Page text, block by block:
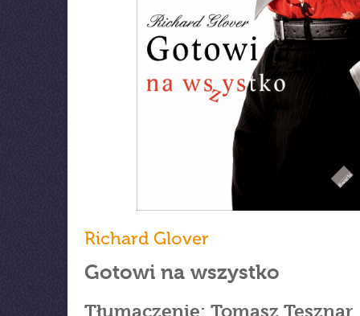
Richard Glover
Gotowi na wszystko
Tłumaczenie: Tomasz Tesznar